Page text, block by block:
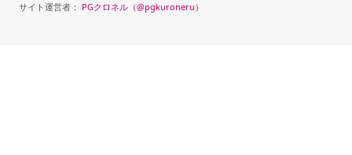
サイト運営者： PGクロネル（@pgkuroneru）